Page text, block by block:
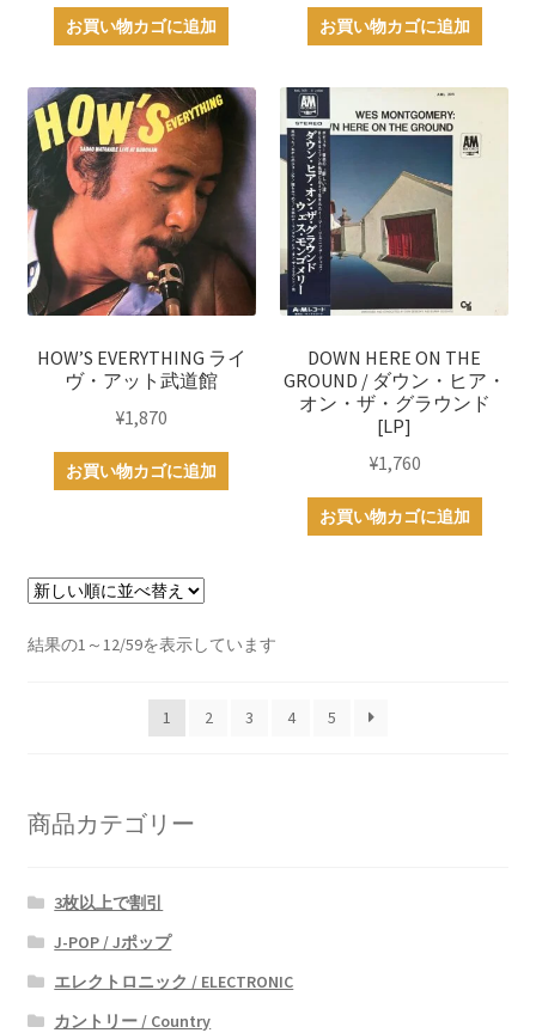
お買い物カゴに追加 お買い物カゴに追加
HOW’S EVERYTHING ライ
ヴ・アット武道館
¥1,870
お買い物カゴに追加
DOWN HERE ON THE
GROUND / ダウン・ヒア・
オン・ザ・グラウンド
[LP]
¥1,760
お買い物カゴに追加
結果の1～12/59を表示しています新
順
1 2 3 4 5
商品カテゴリー
3枚以上で割引
J-POP / Jポップ
エレクトロニック / ELECTRONIC
カントリー / Country